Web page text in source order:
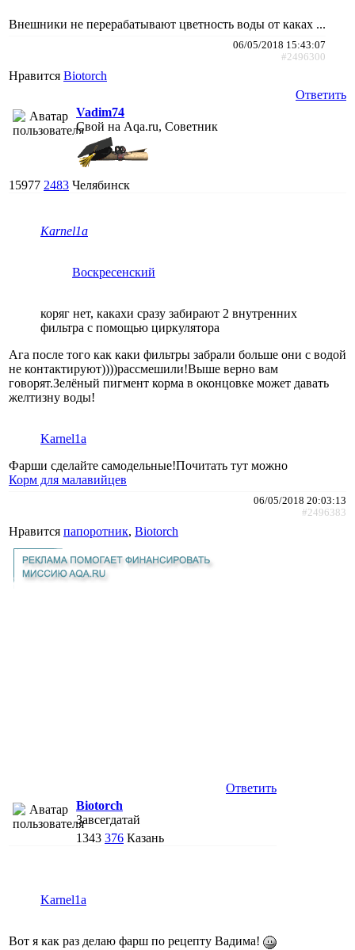
Внешники не перерабатывают цветность воды от каках ...
06/05/2018 15:43:07
#2496300
Нравится Biotorch
Ответить
Vadim74
Свой на Aqa.ru, Советник
15977 2483 Челябинск
Karnel1a
Воскресенский
коряг нет, какахи сразу забирают 2 внутренних
фильтра с помощью циркулятора
Ага после того как каки фильтры забрали больше они с водой
не контактируют))))рассмешили!Выше верно вам
говорят.Зелёный пигмент корма в оконцовке может давать
желтизну воды!
Karnel1a
Фарши сделайте самодельные!Почитать тут можно
Корм для малавийцев
06/05/2018 20:03:13
#2496383
Нравится папоротник, Biotorch
Ответить
Biotorch
Завсегдатай
1343 376 Казань
Karnel1a
Вот я как раз делаю фарш по рецепту Вадима!